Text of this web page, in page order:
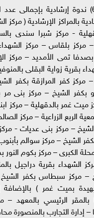
إرشادية بالمراكز الإرشادية (
- مركز شبرا سندى
بلقاس – مركز الشهداء
5– مركز بصدفا تمى الأمديد –
بقرية زواية البقلى
مركز كفر المرازقة بكفر
بكفر الشيخ – مركز بنى
ميت غمر بالدقهلية – مركز
الربع الزراعية – مركز
– مركز بنى عديات -
الشيخ – مركز سوالم
الكبرى – مركز بكوم
الشهداء بقرية دراجيل
– مركز سبطاس بكفر
الرئيسي بالمعهد –
إدارة التجارب بالمنصورة